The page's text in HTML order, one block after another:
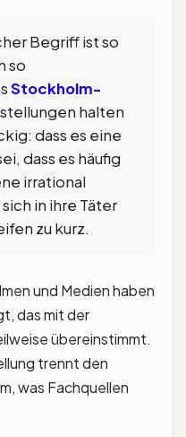
Begriff ist so
so
Stockholm-
halten
dass es eine
dass es häufig
irrational
in ihre Täter
zu kurz.
und Medien haben
das mit der
übereinstimmt.
trennt den
was Fachquellen